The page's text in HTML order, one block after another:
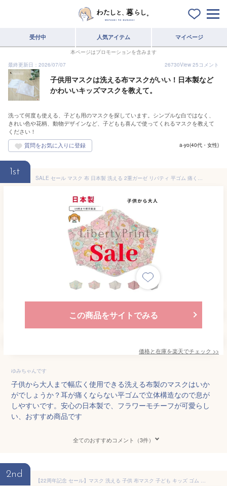
受付中 人気アイテム マイページ
本ページはプロモーションを含みます
最終更新日：2026/07/07
26730View 25コメント
子供用マスクは洗える布マスクがいい！日本製など
かわいいキッズマスクを教えて。
洗って何度も使える、子ども用のマスクを探しています。シンプルな白ではなく、
きれい色や花柄、動物デザインなど、子どもも喜んで使ってくれるマスクを教えて
ください！
a-yo(40代・女性)
1st
SALE セール マスク 布 日本製 洗える 2重ガーゼ リバティ 平ゴム 痛くない 子供 布 布マスク おしゃれ 人気 洗える 大人 子供 小さめ こども キッズ レディース 花柄 立体 布 可愛い 水洗い 耳が痛くならない 平ゴム ベッツィー ギフト プレゼント かわいい 女の子
この商品をサイトでみる
価格と在庫を楽天でチェック >>
ゆみちゃんです
子供から大人まで幅広く使用できる洗える布製のマスクはいか
がでしょうか？耳が痛くならない平ゴムで立体構造なので息が
しやすいです。安心の日本製で、フラワーモチーフが可愛らし
い、おすすめ商品です
全てのおすすめコメント（3件）
2nd
【22周年記念 セール】マスク 洗える 子供 布マスク 子ども キッズ ゴム 日本製 リバティ 痛くない 布 おしゃれ 女子 人気 大人 ポケット フィルター 小さめ こども 男の子 花柄 立体 布 可愛い 水洗い ガーゼ 耳が痛くならない ギフト プレゼント